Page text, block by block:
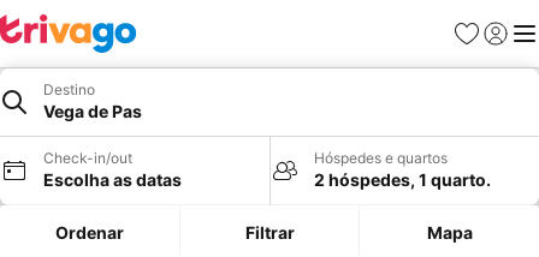
Favoritos
Iniciar
Destino
Vega de Pas
Check-in/out
Escolha as datas
Hóspedes e quartos
2 hóspedes, 1 quarto.
Ordenar Filtrar Mapa